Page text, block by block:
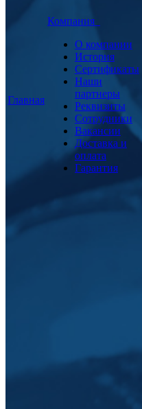
Главная
Компания
О компании
История
Сертификаты
Наши
партнеры
Реквизиты
Сотрудники
Вакансии
Доставка и
оплата
Гарантия